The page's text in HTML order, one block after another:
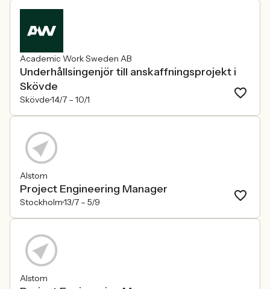
Academic Work Sweden AB
Underhållsingenjör till anskaffningsprojekt i
Skövde
Skövde14/7 – 10/1
Alstom
Project Engineering Manager
Stockholm13/7 – 5/9
Alstom